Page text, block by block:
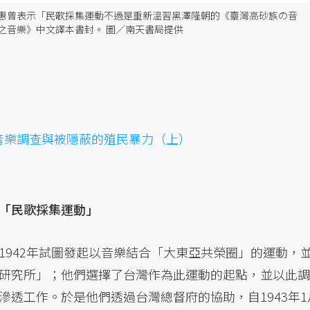
表示「民歌採集運動不過是重新溫習黑澤隆朝的《臺灣高砂族の音
音樂》中文譯本書封。 圖／南天書局提供
樂調查與被隱蔽的殖民暴力（上）
民歌採集運動」
年試圖發起以音樂結合「大東亞共榮圈」的運動，
究所」；他們選擇了台灣作為此運動的起點，並以此調
透工作。於是他們透過台灣總督府的協助，自1943年